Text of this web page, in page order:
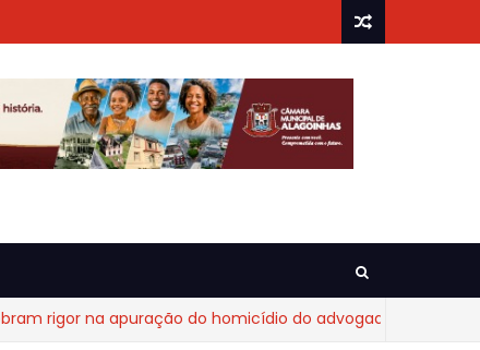
na apuração do homicídio do advogado Diego Fraga de